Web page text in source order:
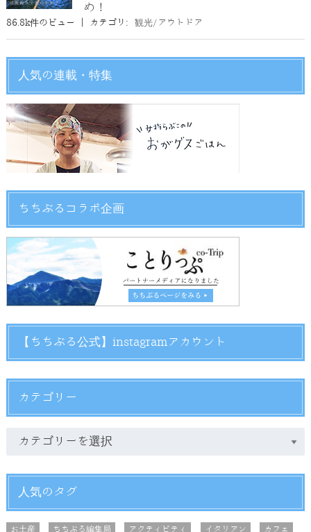
め！
86.8k件のビュー カテゴリ: 観光/アウトドア
人気の連載・特集
ちちぶるコラボ企画
【ちちぶる公式】instagramアカウント
カテゴリー
人気のタグ
お土産 ちちぶる編集局 アクティビティ イタリアン
カフェ